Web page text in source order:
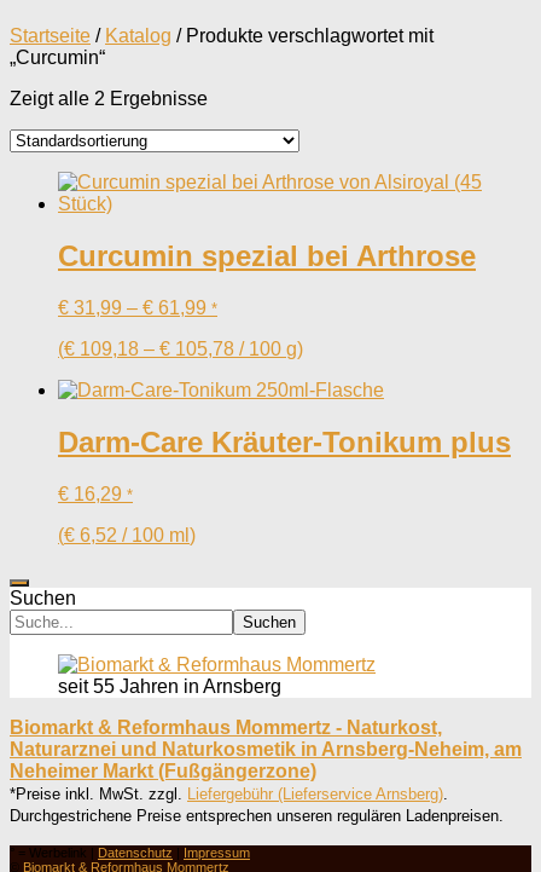
Startseite / Katalog / Produkte verschlagwortet mit
„Curcumin“
Zeigt alle 2 Ergebnisse
Curcumin spezial bei Arthrose
€ 31,99 – € 61,99 *
(€ 109,18 – € 105,78 / 100 g)
Darm-Care Kräuter-Tonikum plus
€ 16,29 *
(€ 6,52 / 100 ml )
Suchen
Suchen
seit 55 Jahren in Arnsberg
Biomarkt & Reformhaus Mommertz - Naturkost,
Naturarznei und Naturkosmetik in Arnsberg-Neheim, am
Neheimer Markt (Fußgängerzone)
*Preise inkl. MwSt. zzgl. Liefergebühr (Lieferservice Arnsberg)
Durchgestrichene Preise entsprechen unseren regulären Ladenpreisen.
° = Werbelink | Datenschutz | Impressum
© Biomarkt & Reformhaus Mommertz